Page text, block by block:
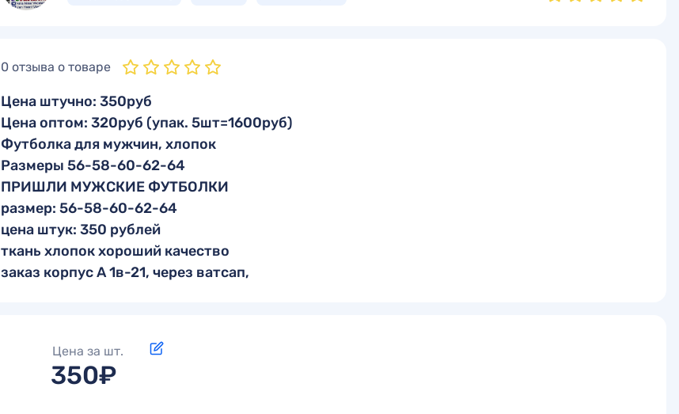
0 отзыва о товаре
Цена штучно: 350руб
Цена оптом: 320руб (упак. 5шт=1600руб)
Футболка для мужчин, хлопок
Размеры 56-58-60-62-64
ПРИШЛИ МУЖСКИЕ ФУТБОЛКИ
размер: 56-58-60-62-64
цена штук: 350 рублей
ткань хлопок хороший качество
заказ корпус А 1в-21, через ватсап,
Цена за шт.
350₽